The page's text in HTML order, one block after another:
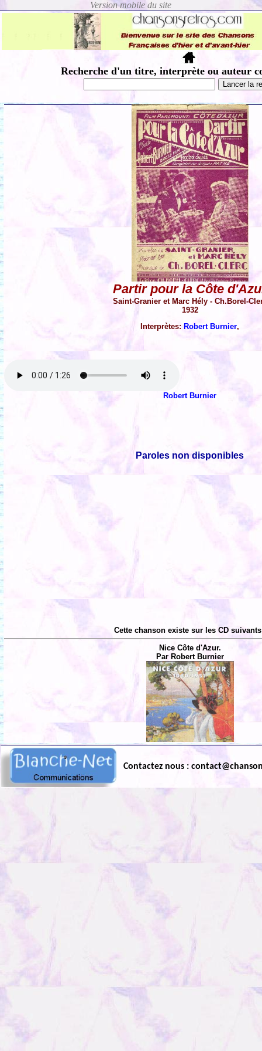
Recherche d'un titre, interprète ou auteur
Partir pour la Côte
Saint-Granier et Marc Hély - Ch.Borel-
1932
Interprètes: Robert Burnier,
Robert Burnier
Paroles non disponibles
Cette chanson existe sur les CD
Nice Côte d'Azur.
Par Robert Burnier
Contactez nous :